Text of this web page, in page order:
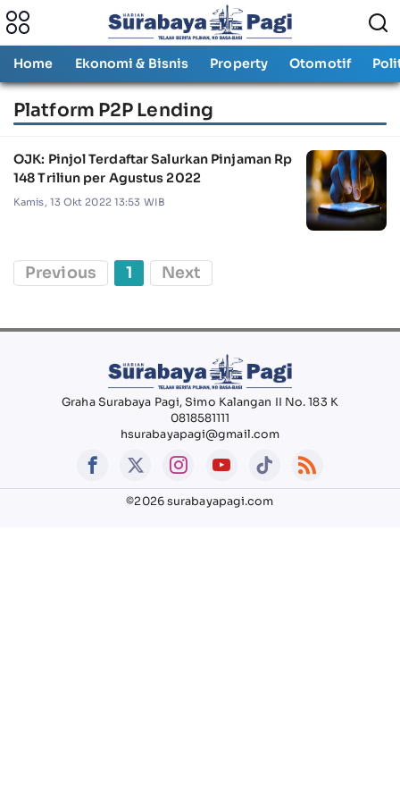
Home Ekonomi & Bisnis Property Otomotif
Platform P2P Lending
OJK: Pinjol Terdaftar Salurkan Pinjaman Rp
148 Triliun per Agustus 2022
Kamis, 13 Okt 2022 13:53 WIB
Previous 1 Next
Graha Surabaya Pagi, Simo Kalangan II No. 183 K
0818581111
hsurabayapagi@gmail.com
©2026 surabayapagi.com